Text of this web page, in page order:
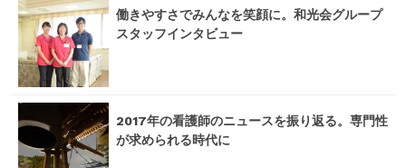
働きやすさでみんなを笑顔に。和光会グループ
スタッフインタビュー
2017年の看護師のニュースを振り返る。専門性
が求められる時代に